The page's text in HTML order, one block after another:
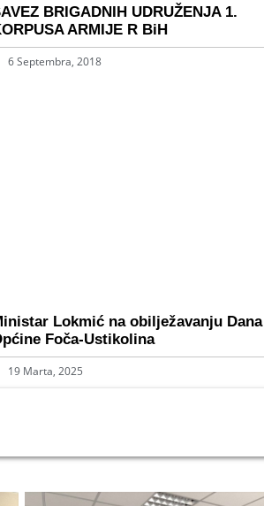
BRIGADNIH UDRUŽENJA 1.
ARMIJE R BiH
6 Septembra, 2018
Lokmić na obilježavanju Dana
Foča-Ustikolina
19 Marta, 2025